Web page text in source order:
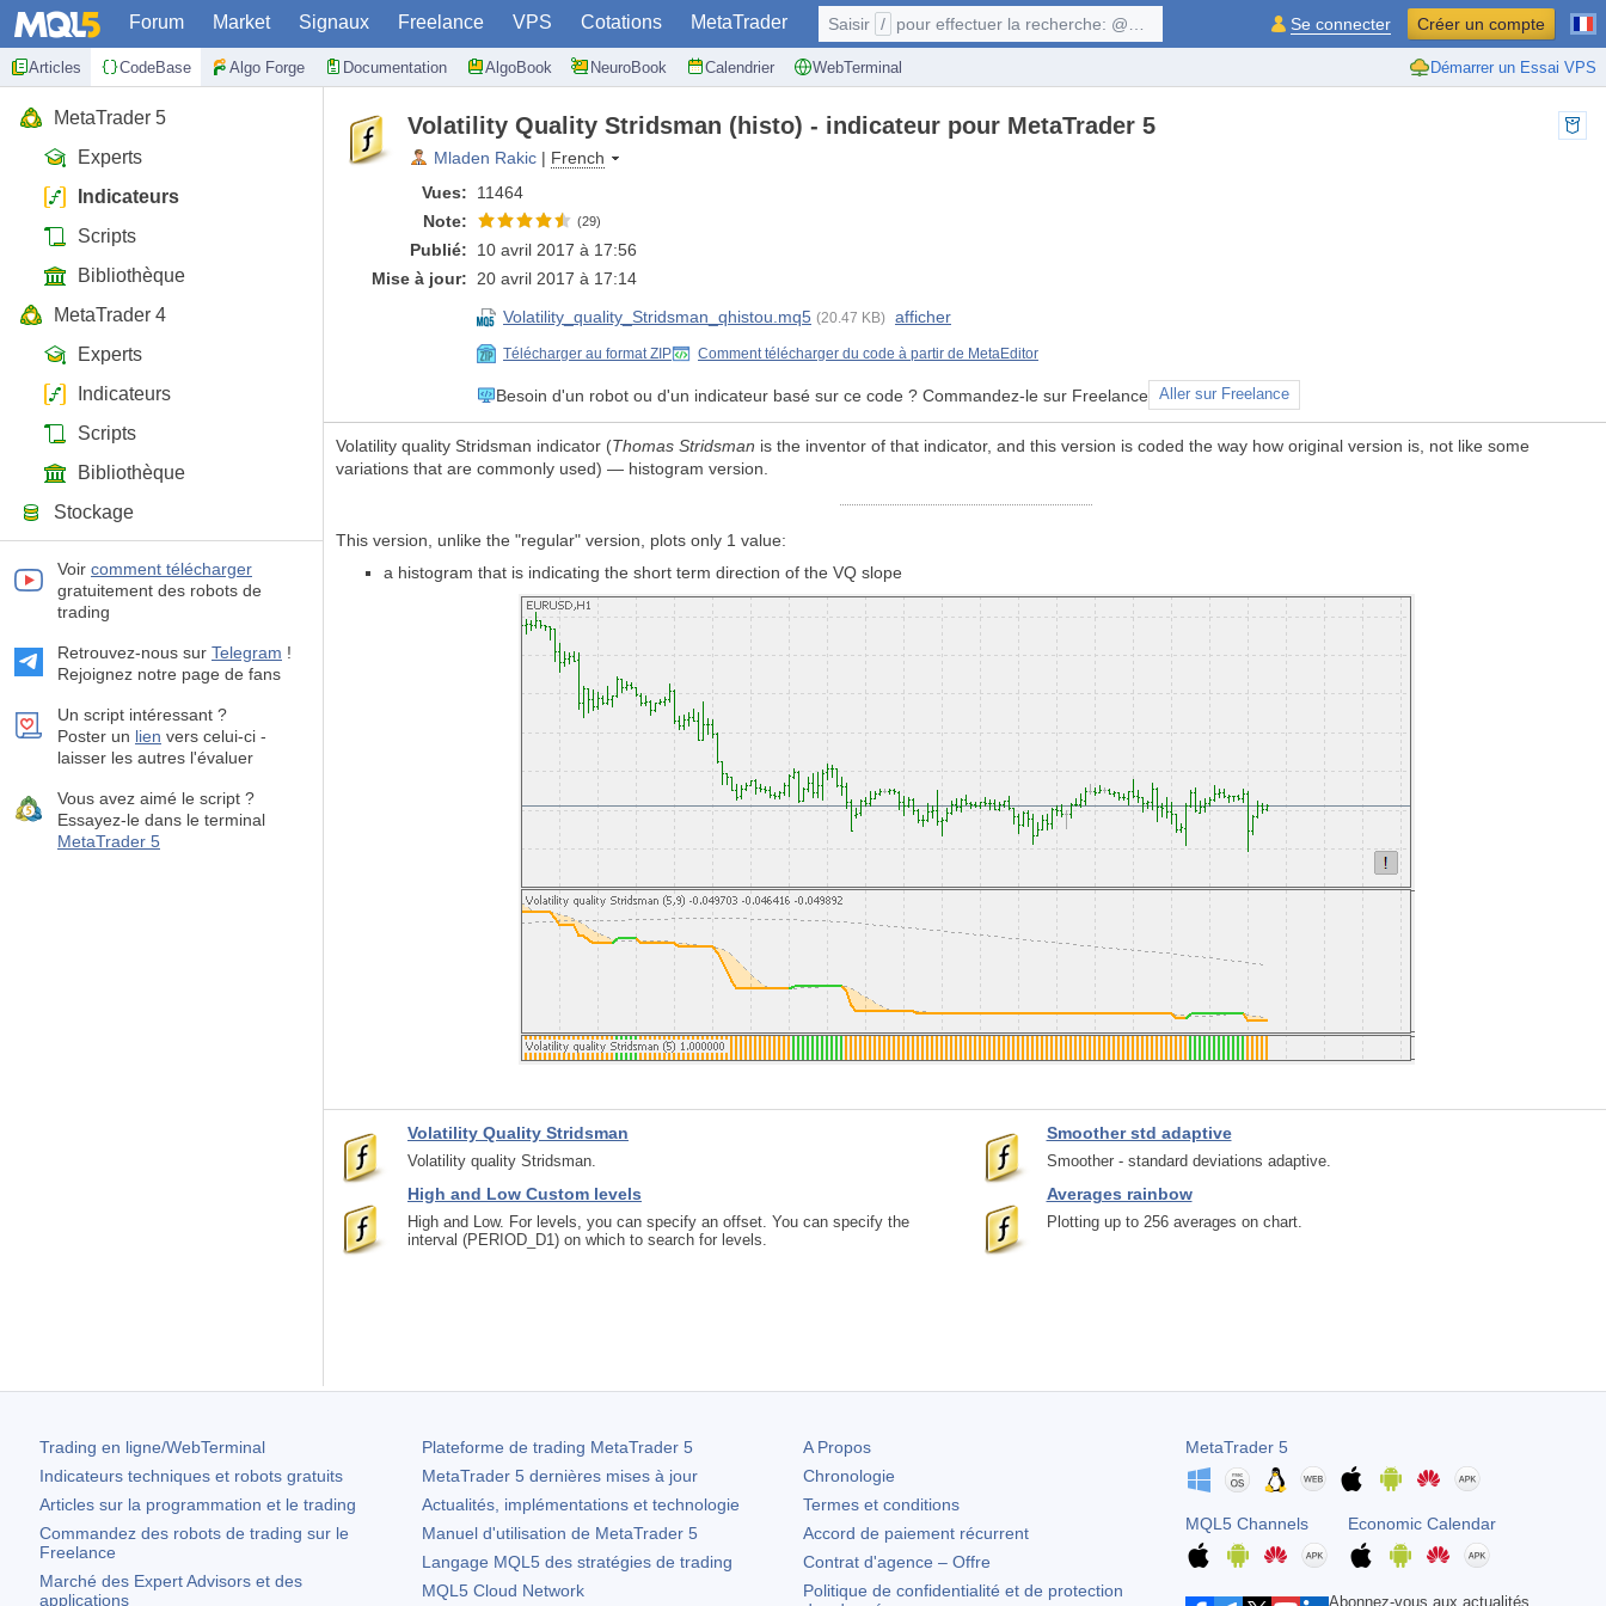
Forum Market Signaux Freelance VPS Cotations MetaTrader
Articles CodeBase Algo Forge Documentation AlgoBook NeuroBook Calendrier WebTerminal Démarrer un Essai VPS
Saisir / pour effectuer la recherche: @user, $symbol, ... Se connecter Créer un compte
MetaTrader 5
Experts
Indicateurs
Scripts
Bibliothèque
MetaTrader 4
Experts
Indicateurs
Scripts
Bibliothèque
Stockage
Voir comment télécharger
gratuitement des robots de
trading
Retrouvez-nous sur Telegram !
Rejoignez notre page de fans
Un script intéressant ?
Poster un lien vers celui-ci -
laisser les autres l'évaluer
Vous avez aimé le script ?
Essayez-le dans le terminal
MetaTrader 5
Volatility Quality Stridsman (histo) - indicateur pour MetaTrader 5
Mladen Rakic | French
Vues:
11464
Note:
(29)
Publié:
10 avril 2017 à 17:56
Mise à jour:
20 avril 2017 à 17:14
Volatility_quality_Stridsman_qhistou.mq5 (20.47 KB) afficher
Télécharger au format ZIP Comment télécharger du code à partir de MetaEditor
Besoin d'un robot ou d'un indicateur basé sur ce code ? Commandez-le sur Freelance Aller sur Freelance
Volatility quality Stridsman indicator (Thomas Stridsman is the inventor of that indicator, and this version is coded the way how original version is, not like some
variations that are commonly used) — histogram version.
This version, unlike the "regular" version, plots only 1 value:
a histogram that is indicating the short term direction of the VQ slope
Smoother std adaptive
Smoother - standard deviations adaptive.
Averages rainbow
Plotting up to 256 averages on chart.
Volatility Quality Stridsman
Volatility quality Stridsman.
High and Low Custom levels
High and Low. For levels, you can specify an offset. You can specify the
interval (PERIOD_D1) on which to search for levels.
Trading en ligne/WebTerminal
Indicateurs techniques et robots gratuits
Articles sur la programmation et le trading
Commandez des robots de trading sur le
Freelance
Marché des Expert Advisors et des
applications
Plateforme de trading MetaTrader 5
MetaTrader 5dernières mises à jour
Actualités, implémentations et technologie
Manuel d'utilisation de MetaTrader 5
Langage MQL5 des stratégies de trading
MQL5 Cloud Network
A Propos
Chronologie
Termes et conditions
Accord de paiement récurrent
Contrat d'agence – Offre
Politique de confidentialité et de protection
MetaTrader 5
MQL5 Channels Economic Calendar
Abonnez-vous aux actualités